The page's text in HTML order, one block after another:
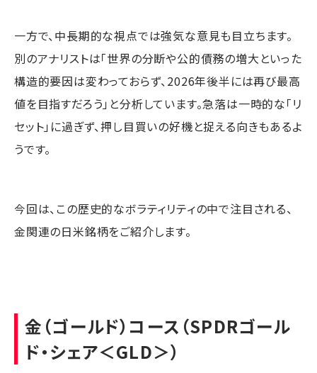
一方で、中長期的な視点では強気な意見も目立ちます。
別のアナリストは「世界の分断や公的債務の増大といった
構造的要因は変わっておらず、2026年後半には再び最高
値を目指すだろう」と分析しています。急落は一時的な「リ
セット」に過ぎず、押し目買いの好機と捉える向きもあるよ
うです。
今回は、この歴史的なボラティリティの中で注目される、
金関連の日米銘柄をご紹介します。
金（ゴールド）コース （SPDRゴール
ド・シェア＜GLD＞）